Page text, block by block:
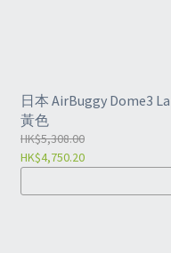
日本 AirBuggy Dome3
黃色
HK$5,308.00
HK$4,750.20